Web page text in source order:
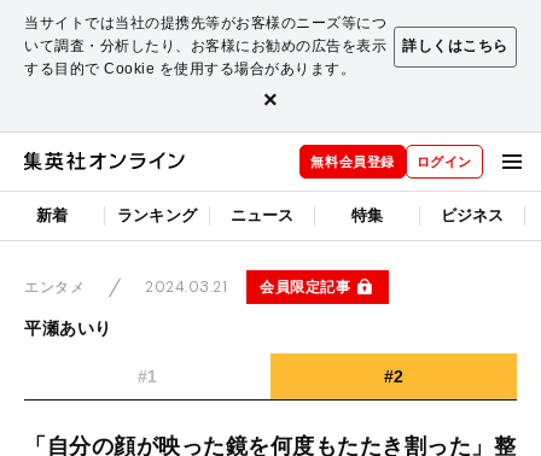
当サイトでは当社の提携先等がお客様のニーズ等につ
いて調査・分析したり、お客様にお勧めの広告を表示
する目的で Cookie を使用する場合があります。
詳しくはこちら
×
無料会員登録 ログイン
新着 ランキング ニュース 特集 ビジネス
エンタメ 2024.03.21 会員限定記事
平瀬あいり
#1 #2
「自分の顔が映った鏡を何度もたたき割った」整